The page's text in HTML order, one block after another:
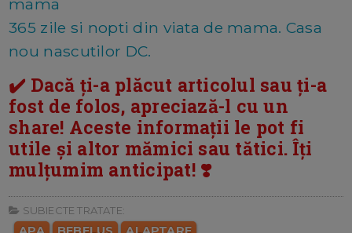
mama
365 zile si nopti din viata de mama. Casa
nou nascutilor DC.
✔️ Dacă ți-a plăcut articolul sau ți-a
fost de folos, apreciază-l cu un
share! Aceste informații le pot fi
utile și altor mămici sau tătici. Îți
mulțumim anticipat! ❣️
SUBIECTE TRATATE: